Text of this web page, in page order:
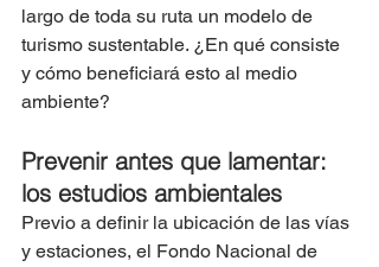
largo de toda su ruta un modelo de
turismo sustentable. ¿En qué consiste
y cómo beneficiará esto al medio
ambiente?
Prevenir antes que lamentar:
los estudios ambientales
Previo a definir la ubicación de las vías
y estaciones, el Fondo Nacional de